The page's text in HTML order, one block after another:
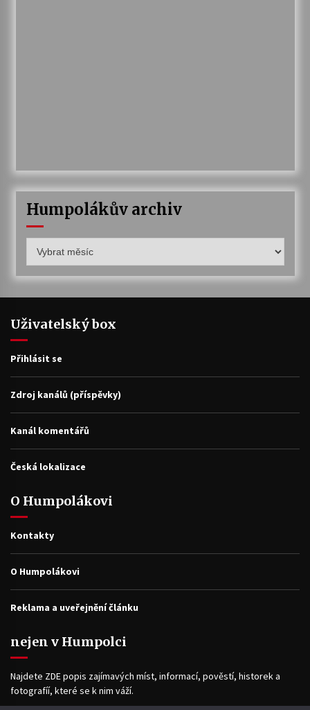
Humpolákův archiv
archiv
Uživatelský box
Přihlásit se
Zdroj kanálů (příspěvky)
Kanál komentářů
Česká lokalizace
O Humpolákovi
Kontakty
O Humpolákovi
Reklama a uveřejnění článku
nejen v Humpolci
Najdete ZDE popis zajímavých míst, informací, pověstí, historek a
fotografíí, které se k nim váží.